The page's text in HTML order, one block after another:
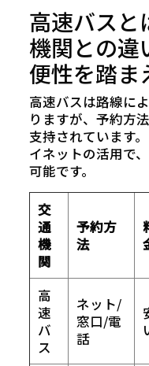
高速バスと
機関との違
便性を踏ま
高速バスは路線に
りますが、予約方
支持されています
イネットの活用で
可能です。
交
通
機
関
予約方
法
高
速
バ
ス
ネット/
窓口/電
話